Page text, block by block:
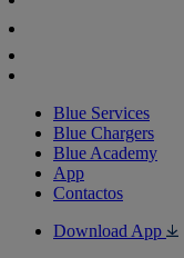
Blue Services
Blue Chargers
Blue Academy
App
Contactos
Download App